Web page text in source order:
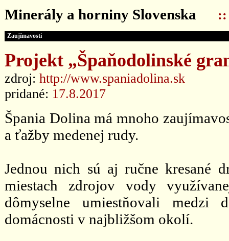
Minerály a horniny Slovenska ::
Zaujímavosti
Projekt „Špaňodolinské
zdroj: http://www.spaniadolina.sk
pridané: 17.8.2017
Špania Dolina má mnoho
a ťažby medenej rudy.
Jednou nich sú aj ručne kresané
miestach zdrojov vody
dômyselne umiestňovali
domácnosti v najbližšom okolí.